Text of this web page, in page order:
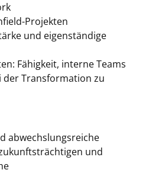
Projekten
und eigenständige
Fähigkeit, interne Teams
der Transformation zu
abwechslungsreiche
und